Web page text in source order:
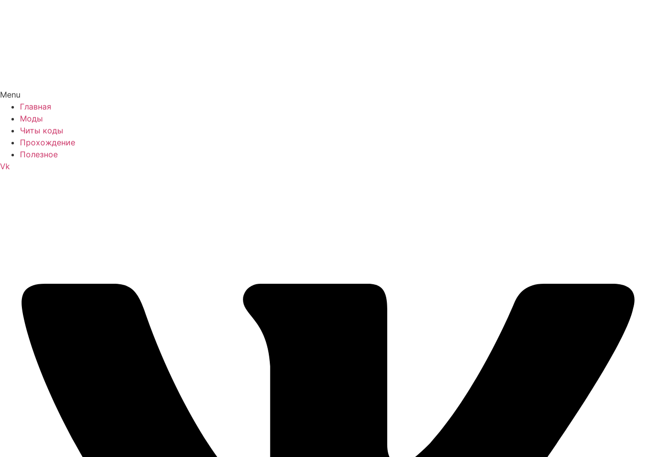
Menu
Главная
Моды
Читы коды
Прохождение
Полезное
Vk